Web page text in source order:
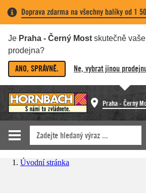
Doprava zdarma na všechny balíky od 1
Je Praha - Černý Most skutečně vaše
prodejna?
ANO, SPRÁVNĚ. Ne, vybrat jinou
Praha - Černý
Úvodní stránka